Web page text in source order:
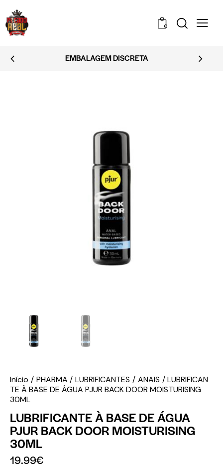
0
EMBALAGEM DISCRETA
Início PHARMA LUBRIFICANTES ANAIS
LUBRIFICAN
TE À BASE DE ÁGUA PJUR BACK DOOR MOISTURISING
30ML
LUBRIFICANTE À BASE DE ÁGUA
PJUR BACK DOOR MOISTURISING
30ML
19.99€